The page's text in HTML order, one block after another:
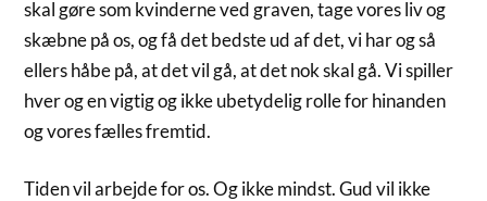
skal gøre som kvinderne ved graven, tage vores liv og
skæbne på os, og få det bedste ud af det, vi har og så
ellers håbe på, at det vil gå, at det nok skal gå. Vi spiller
hver og en vigtig og ikke ubetydelig rolle for hinanden
og vores fælles fremtid.
Tiden vil arbejde for os. Og ikke mindst. Gud vil ikke